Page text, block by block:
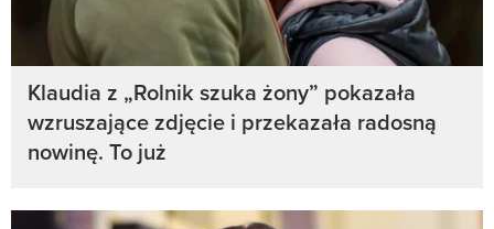
Klaudia z „Rolnik szuka żony” pokazała
wzruszające zdjęcie i przekazała radosną
nowinę. To już